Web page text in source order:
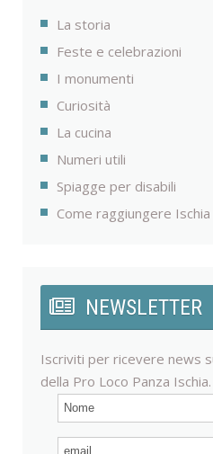
La storia
Feste e celebrazioni
I monumenti
Curiosità
La cucina
Numeri utili
Spiagge per disabili
Come raggiungere Ischia
NEWSLETTER
Iscriviti per ricevere news
della Pro Loco Panza Ischia.